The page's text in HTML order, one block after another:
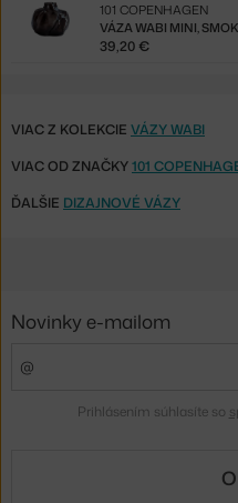
VÁZA WABI MINI,
101 COPENHAGEN
39,20 €
VIAC Z KOLEKCIE VÁZY WABI
VIAC OD ZNAČKY101
ĎALŠIE DIZAJNOVÉ VÁZY
Novinky e-mailom
Prihlásením súhlasíte so